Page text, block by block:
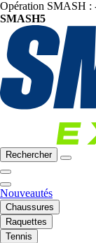
Opération SMASH :
SMASH5
Rechercher
Nouveautés
Chaussures
Raquettes
Tennis